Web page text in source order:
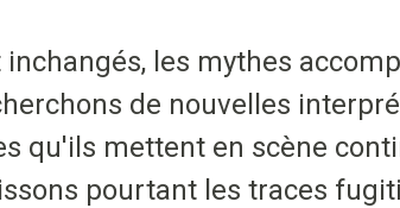
les mythes
de nouvelles
qu'ils mettent en scène
pourtant les traces